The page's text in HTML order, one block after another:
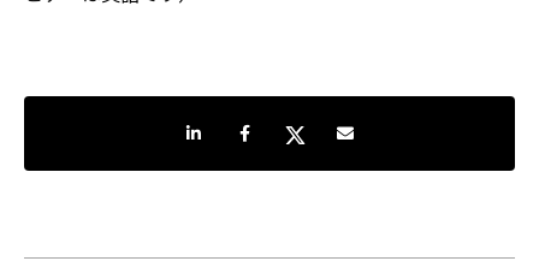
LinkedInで共有Facebookでシェア
TwitterでシェアShare by e-mail